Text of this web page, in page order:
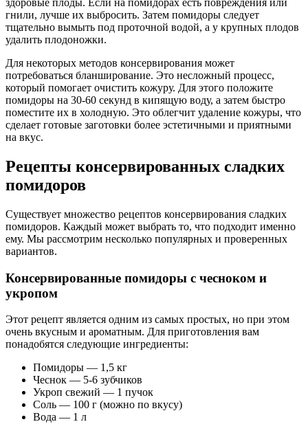
здоровые плоды. Если на помидорах есть повреждения или
гнили, лучше их выбросить. Затем помидоры следует
тщательно вымыть под проточной водой, а у крупных плодов
удалить плодоножки.
Для некоторых методов консервирования может
потребоваться бланширование. Это несложный процесс,
который помогает очистить кожуру. Для этого положите
помидоры на 30-60 секунд в кипящую воду, а затем быстро
поместите их в холодную. Это облегчит удаление кожуры, что
сделает готовые заготовки более эстетичными и приятными
на вкус.
Рецепты консервированных сладких
помидоров
Существует множество рецептов консервирования сладких
помидоров. Каждый может выбрать то, что подходит именно
ему. Мы рассмотрим несколько популярных и проверенных
вариантов.
Консервированные помидоры с чесноком и
укропом
Этот рецепт является одним из самых простых, но при этом
очень вкусным и ароматным. Для приготовления вам
понадобятся следующие ингредиенты:
Помидоры — 1,5 кг
Чеснок — 5-6 зубчиков
Укроп свежий — 1 пучок
Соль — 100 г (можно по вкусу)
Вода — 1 л